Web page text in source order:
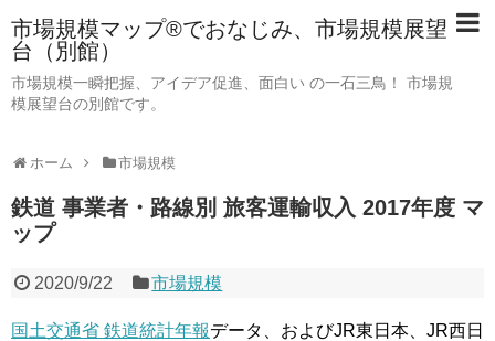
市場規模マップ®でおなじみ、市場規模展望
台（別館）
市場規模一瞬把握、アイデア促進、面白い の一石三鳥！ 市場規
模展望台の別館です。
ホーム 市場規模
鉄道 事業者・路線別 旅客運輸収入 2017年度 マ
ップ
2020/9/22 市場規模
国土交通省 鉄道統計年報データ、およびJR東日本、JR西日